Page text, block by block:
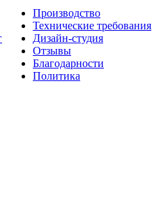
Производство
Технические требования
Дизайн-студия
Отзывы
Благодарности
Политика